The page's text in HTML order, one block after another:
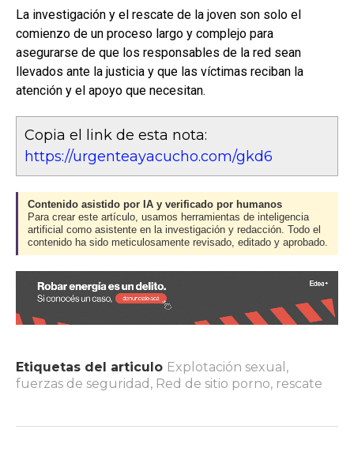
La investigación y el rescate de la joven son solo el
comienzo de un proceso largo y complejo para
asegurarse de que los responsables de la red sean
llevados ante la justicia y que las víctimas reciban la
atención y el apoyo que necesitan.
Copia el link de esta nota:
https://urgenteayacucho.com/gkd6
Contenido asistido por IA y verificado por humanos
Para crear este artículo, usamos herramientas de inteligencia
artificial como asistente en la investigación y redacción. Todo el
contenido ha sido meticulosamente revisado, editado y aprobado.
Etiquetas del articulo Explotación sexual ,
fuerzas de seguridad , Red de sitio porno, rescate